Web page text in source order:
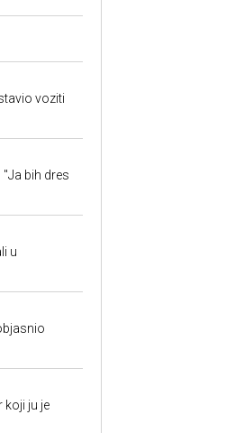
voziti
bih dres
u
koji ju je